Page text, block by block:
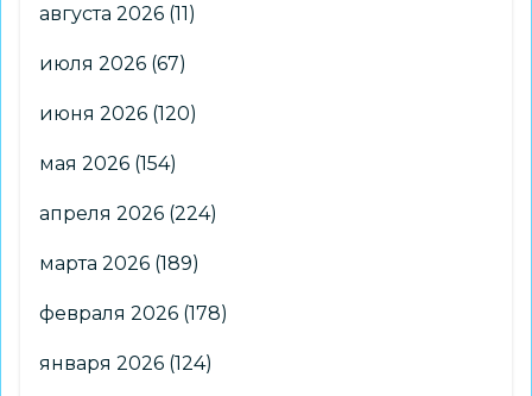
августа 2026 (11)
июля 2026 (67)
июня 2026 (120)
мая 2026 (154)
апреля 2026 (224)
марта 2026 (189)
февраля 2026 (178)
января 2026 (124)